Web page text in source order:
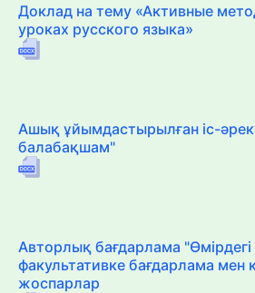
Доклад на тему «Активные
уроках русского языка»
Ашық ұйымдастырылған іс-
балабақшам"
Авторлық бағдарлама
факультативке бағдарлама мен
жоспарлар